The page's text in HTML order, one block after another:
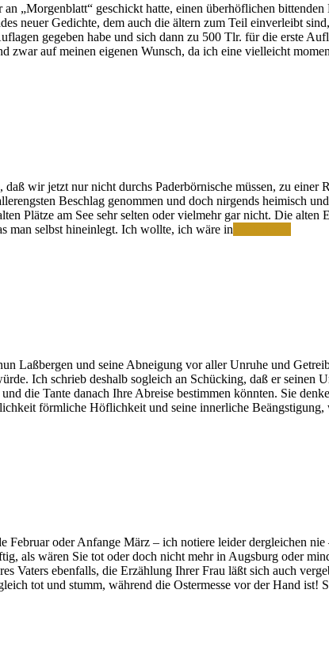
„Morgenblatt“ geschickt hatte, einen überhöflichen
neuer Gedichte, dem auch die ältern zum Teil einverleibt
gegeben habe und sich dann zu 500 Tlr. für die erste
auf meinen eigenen Wunsch, da ich eine vielleicht
wir jetzt nur nicht durchs Paderbörnische müssen, zu einer
Beschlag genommen und doch nirgends heimisch
Plätze am See sehr selten oder vielmehr gar nicht. Die alten
man selbst hineinlegt. Ich wollte, ich wäre in
Laßbergen und seine Abneigung vor aller Unruhe und
Ich schrieb deshalb sogleich an Schücking, daß er seinen
die Tante danach Ihre Abreise bestimmen könnten. Sie
förmliche Höflichkeit und seine innerliche
oder Anfange März – ich notiere leider dergleichen
als wären Sie tot oder doch nicht mehr in Augsburg oder
Vaters ebenfalls, die Erzählung Ihrer Frau läßt sich auch
tot und stumm, während die Ostermesse vor der Hand ist!